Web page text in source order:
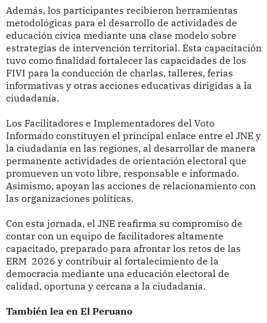
Además, los participantes recibieron herramientas
metodológicas para el desarrollo de actividades de
educación cívica mediante una clase modelo sobre
estrategias de intervención territorial. Esta capacitación
tuvo como finalidad fortalecer las capacidades de los
FIVI para la conducción de charlas, talleres, ferias
informativas y otras acciones educativas dirigidas a la
ciudadanía.
Los Facilitadores e Implementadores del Voto
Informado constituyen el principal enlace entre el JNE y
la ciudadanía en las regiones, al desarrollar de manera
permanente actividades de orientación electoral que
promueven un voto libre, responsable e informado.
Asimismo, apoyan las acciones de relacionamiento con
las organizaciones políticas.
Con esta jornada, el JNE reafirma su compromiso de
contar con un equipo de facilitadores altamente
capacitado, preparado para afrontar los retos de las
ERM 2026 y contribuir al fortalecimiento de la
democracia mediante una educación electoral de
calidad, oportuna y cercana a la ciudadanía.
También lea en El Peruano